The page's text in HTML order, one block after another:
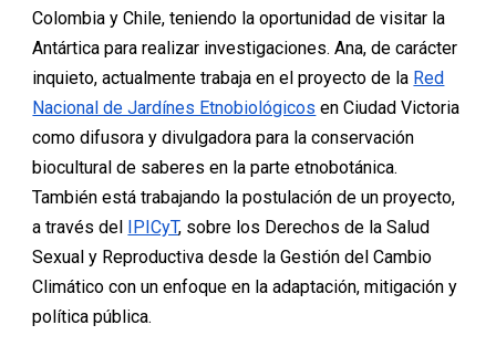
Colombia y Chile, teniendo la oportunidad de visitar la
Antártica para realizar investigaciones. Ana, de carácter
inquieto, actualmente trabaja en el proyecto de la Red
Nacional de Jardínes Etnobiológicos en Ciudad Victoria
como difusora y divulgadora para la conservación
biocultural de saberes en la parte etnobotánica.
También está trabajando la postulación de un proyecto,
a través del IPICyT, sobre los Derechos de la Salud
Sexual y Reproductiva desde la Gestión del Cambio
Climático con un enfoque en la adaptación, mitigación y
política pública.